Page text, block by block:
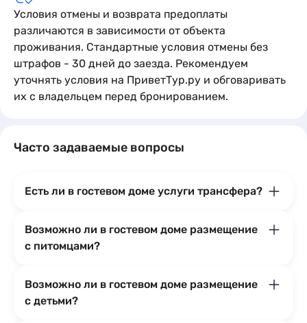
Условия отмены и возврата предоплаты
различаются в зависимости от объекта
проживания. Стандартные условия отмены без
штрафов - 30 дней до заезда. Рекомендуем
уточнять условия на ПриветТур.ру и обговаривать
их с владельцем перед бронированием.
Часто задаваемые вопросы
Есть ли в гостевом доме услуги трансфера?
Возможно ли в гостевом доме размещение
с питомцами?
Возможно ли в гостевом доме размещение
с детьми?